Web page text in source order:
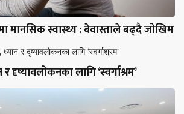
मानसिक स्वास्थ्य : बेवास्ताले बढ्दै जोखिम
दृष्यावलोकनका लागि ‘स्वर्गाश्रम’